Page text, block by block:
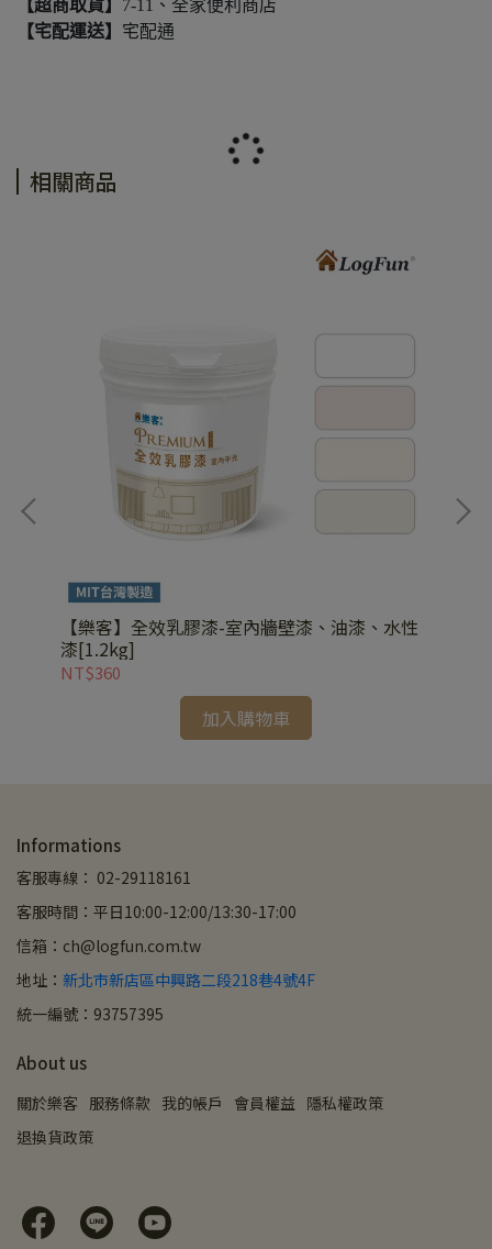
【超商取貨】 7-11、全家便利商店
【宅配運送】 宅配通
相關商品
【樂客】全效乳膠漆-室內牆壁漆、油漆、水性
漆[1.2kg]
NT$360
加入購物車
Informations
客服專線： 02-29118161
客服時間：平日10:00-12:00/13:30-17:00
信箱：ch@logfun.com.tw
地址： 新北市新店區中興路二段218巷4號4F
統一編號：93757395
About us
關於樂客 服務條款 我的帳戶 會員權益 隱私權政策
退換貨政策